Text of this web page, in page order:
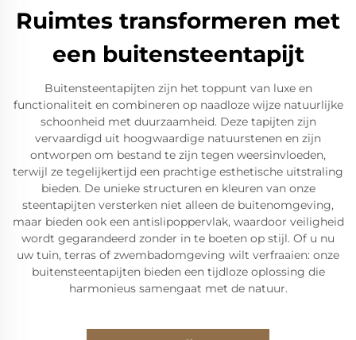
Ruimtes transformeren met
een buitensteentapijt
Buitensteentapijten zijn het toppunt van luxe en
functionaliteit en combineren op naadloze wijze natuurlijke
schoonheid met duurzaamheid. Deze tapijten zijn
vervaardigd uit hoogwaardige natuurstenen en zijn
ontworpen om bestand te zijn tegen weersinvloeden,
terwijl ze tegelijkertijd een prachtige esthetische uitstraling
bieden. De unieke structuren en kleuren van onze
steentapijten versterken niet alleen de buitenomgeving,
maar bieden ook een antislipoppervlak, waardoor veiligheid
wordt gegarandeerd zonder in te boeten op stijl. Of u nu
uw tuin, terras of zwembadomgeving wilt verfraaien: onze
buitensteentapijten bieden een tijdloze oplossing die
harmonieus samengaat met de natuur.